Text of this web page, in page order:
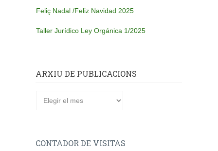
Feliç Nadal /Feliz Navidad 2025
Taller Jurídico Ley Orgánica 1/2025
ARXIU DE PUBLICACIONS
CONTADOR DE VISITAS